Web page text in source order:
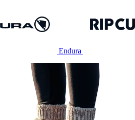
Endura